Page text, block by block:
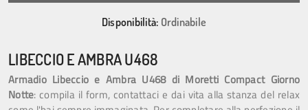
Disponibilità: Ordinabile
LIBECCIO E AMBRA U468
Armadio Libeccio e Ambra U468 di Moretti Compact Giorno
Notte: compila il form, contattaci e dai vita alla stanza del relax